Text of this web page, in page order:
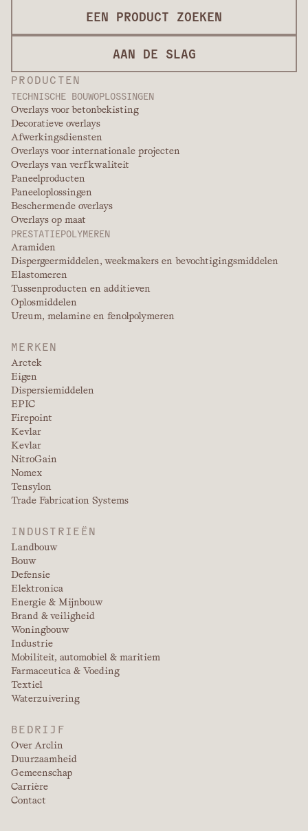
PRODUCTEN
TECHNISCHE BOUWOPLOSSINGEN
Overlays voor betonbekisting
Decoratieve overlays
Afwerkingsdiensten
Overlays voor internationale projecten
Overlays van verfkwaliteit
Paneelproducten
Paneeloplossingen
Beschermende overlays
Overlays op maat
PRESTATIEPOLYMEREN
Aramiden
Dispergeermiddelen, weekmakers en bevochtigingsmiddelen
Elastomeren
Tussenproducten en additieven
Oplosmiddelen
Ureum, melamine en fenolpolymeren
MERKEN
Arctek
Eigen
Dispersiemiddelen
EPIC
Firepoint
Kevlar
Kevlar
NitroGain
Nomex
Tensylon
Trade Fabrication Systems
INDUSTRIEËN
Landbouw
Bouw
Defensie
Elektronica
Energie & Mijnbouw
Brand & veiligheid
Woningbouw
Industrie
Mobiliteit, automobiel & maritiem
Farmaceutica & Voeding
Textiel
Waterzuivering
BEDRIJF
Over Arclin
Duurzaamheid
Gemeenschap
Carrière
Contact
EEN PRODUCT ZOEKEN
AAN DE SLAG